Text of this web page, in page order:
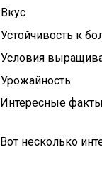
Вкус
Устойчивость к
Условия
Урожайность
Интересные факты
Вот несколько